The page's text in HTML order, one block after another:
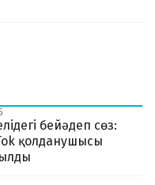
бейәдеп сөз:
қолданушысы